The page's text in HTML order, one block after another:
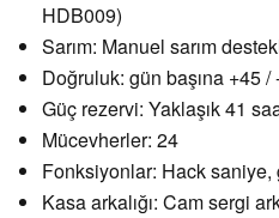
HDB009)
Sarım: Manuel sarım
Doğruluk: gün başına +45
Güç rezervi: Yaklaşık 41
Mücevherler: 24
Fonksiyonlar: Hack
Kasa arkalığı: Cam sergi